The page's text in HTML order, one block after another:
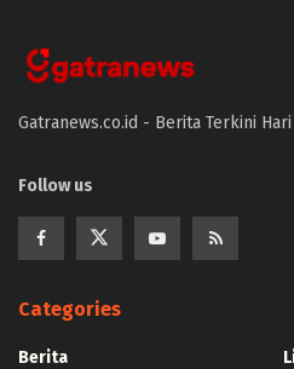
Gatranews.co.id - Berita Terkini
Follow us
Categories
Berita